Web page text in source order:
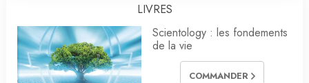
LIVRES
Scientology : les fondements
de la vie
COMMANDER